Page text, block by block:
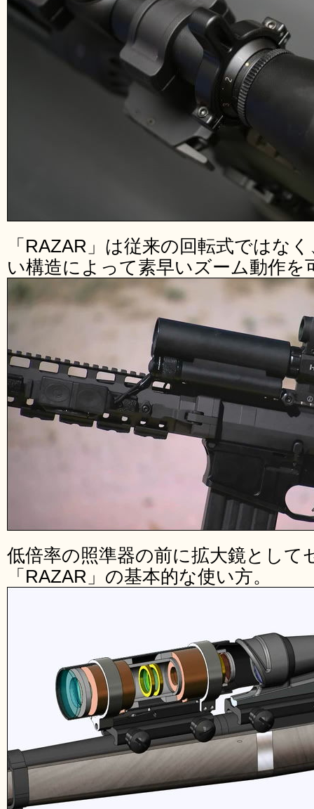
「RAZAR」は従来の回転式ではな
い構造によって素早いズーム動作を
低倍率の照準器の前に拡大鏡として
「RAZAR」の基本的な使い方。